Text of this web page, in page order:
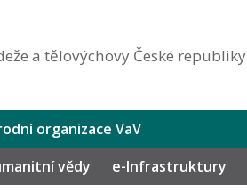
a tělovýchovy České republiky
organizace VaV
vědy
e-Infrastruktury